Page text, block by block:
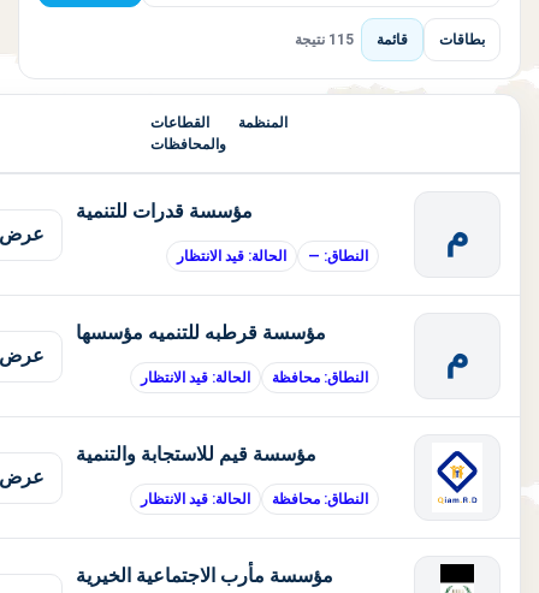
بطاقات قائمة 115 نتيجة
المنظمة
القطاعات
والمحافظات
م
مؤسسة قدرات للتنمية
النطاق: — الحالة: قيد الانتظار
م
مؤسسة قرطبه للتنميه مؤسسها
النطاق: محافظة الحالة: قيد الانتظار
مؤسسة قيم للاستجابة والتنمية
النطاق: محافظة الحالة: قيد الانتظار
مؤسسة مأرب الاجتماعية الخيرية